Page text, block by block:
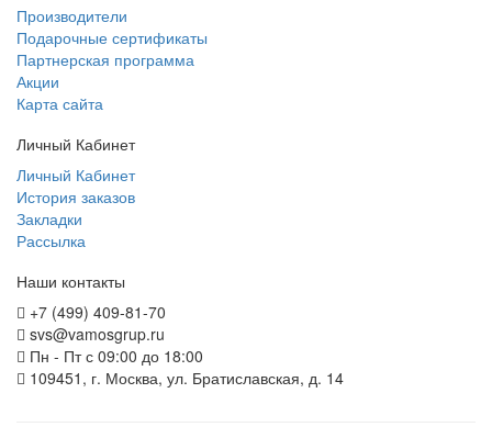
Производители
Подарочные сертификаты
Партнерская программа
Акции
Карта сайта
Личный Кабинет
Личный Кабинет
История заказов
Закладки
Рассылка
Наши контакты
+7 (499) 409-81-70
svs@vamosgrup.ru
Пн - Пт с 09:00 до 18:00
109451, г. Москва, ул. Братиславская, д. 14